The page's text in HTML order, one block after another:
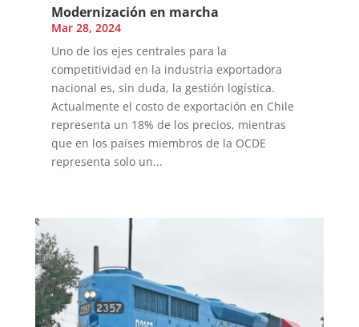
Modernización en marcha
Mar 28, 2024
Uno de los ejes centrales para la
competitividad en la industria exportadora
nacional es, sin duda, la gestión logística.
Actualmente el costo de exportación en Chile
representa un 18% de los precios, mientras
que en los países miembros de la OCDE
representa solo un...